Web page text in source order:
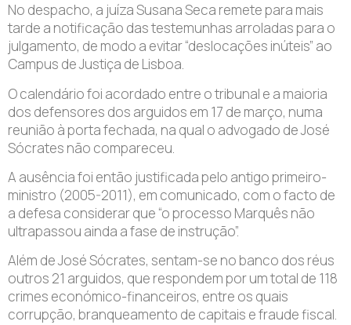
No despacho, a juíza Susana Seca remete para mais
tarde a notificação das testemunhas arroladas para o
julgamento, de modo a evitar “deslocações inúteis” ao
Campus de Justiça de Lisboa.
O calendário foi acordado entre o tribunal e a maioria
dos defensores dos arguidos em 17 de março, numa
reunião à porta fechada, na qual o advogado de José
Sócrates não compareceu.
A ausência foi então justificada pelo antigo primeiro-
ministro (2005-2011), em comunicado, com o facto de
a defesa considerar que “o processo Marquês não
ultrapassou ainda a fase de instrução”.
Além de José Sócrates, sentam-se no banco dos réus
outros 21 arguidos, que respondem por um total de 118
crimes económico-financeiros, entre os quais
corrupção, branqueamento de capitais e fraude fiscal.